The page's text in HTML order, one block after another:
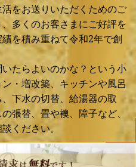
をお送りいただくためのご
多くのお客さまにご好評を
を積み重ねて令和2年で創
たらよいのかな？という小
・増改築、キッチンや風呂
下水の切替、給湯器の取
張替、畳や襖、障子など、
ください。